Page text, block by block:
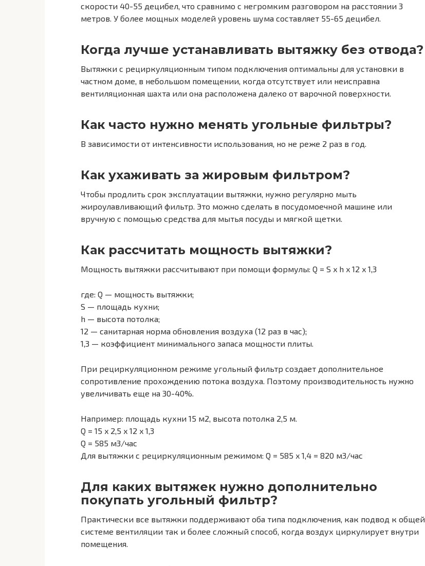
скорости 40-55 децибел, что сравнимо с негромким разговором на расстоянии 3
метров. У более мощных моделей уровень шума составляет 55-65 децибел.
Когда лучше устанавливать вытяжку без отвода?
Вытяжки с рециркуляционным типом подключения оптимальны для установки в
частном доме, в небольшом помещении, когда отсутствует или неисправна
вентиляционная шахта или она расположена далеко от варочной поверхности.
Как часто нужно менять угольные фильтры?
В зависимости от интенсивности использования, но не реже 2 раз в год.
Как ухаживать за жировым фильтром?
Чтобы продлить срок эксплуатации вытяжки, нужно регулярно мыть
жироулавливающий фильтр. Это можно сделать в посудомоечной машине или
вручную с помощью средства для мытья посуды и мягкой щетки.
Как рассчитать мощность вытяжки?
Мощность вытяжки рассчитывают при помощи формулы: Q = S x h x 12 x 1,3
где: Q — мощность вытяжки;
S — площадь кухни;
h — высота потолка;
12 — санитарная норма обновления воздуха (12 раз в час);
1,3 — коэффициент минимального запаса мощности плиты.
При рециркуляционном режиме угольный фильтр создает дополнительное
сопротивление прохождению потока воздуха. Поэтому производительность нужно
увеличивать еще на 30-40%.
Например: площадь кухни 15 м2, высота потолка 2,5 м.
Q = 15 x 2,5 x 12 x 1,3
Q = 585 м3/час
Для вытяжки с рециркуляционным режимом: Q = 585 x 1,4 = 820 м3/час
Для каких вытяжек нужно дополнительно
покупать угольный фильтр?
Практически все вытяжки поддерживают оба типа подключения, как подвод к общей
системе вентиляции так и более сложный способ, когда воздух циркулирует внутри
помещения.